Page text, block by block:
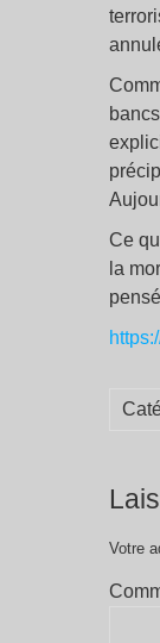
Ce
la
Votre